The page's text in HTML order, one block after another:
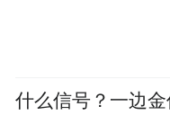
什么信号？一边金